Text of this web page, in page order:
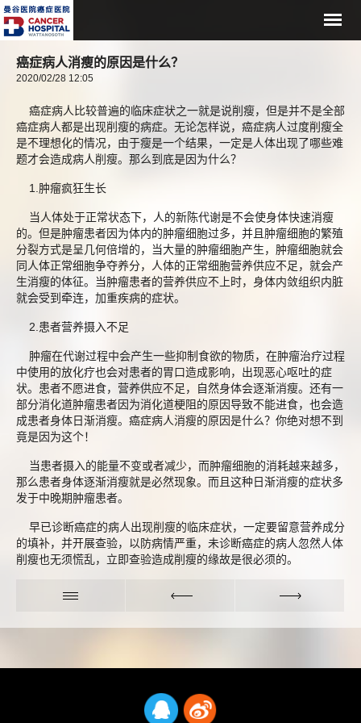
癌症病人消瘦的原因是什么？
2020/02/28 12:05
癌症病人比较普遍的临床症状之一就是说削瘦，但是并不是全部
癌症病人都是出现削瘦的病症。无论怎样说，癌症病人过度削瘦全
是不理想化的情况，由于瘦是一个结果，一定是人体出现了哪些难
题才会造成病人削瘦。那么到底是因为什么？
1.肿瘤疯狂生长
当人体处于正常状态下，人的新陈代谢是不会使身体快速消瘦
的。但是肿瘤患者因为体内的肿瘤细胞过多，并且肿瘤细胞的繁殖
分裂方式是呈几何倍增的，当大量的肿瘤细胞产生，肿瘤细胞就会
同人体正常细胞争夺养分，人体的正常细胞营养供应不足，就会产
生消瘦的体征。当肿瘤患者的营养供应不上时，身体内敛组织内脏
就会受到牵连，加重疾病的症状。
2.患者营养摄入不足
肿瘤在代谢过程中会产生一些抑制食欲的物质，在肿瘤治疗过程
中使用的放化疗也会对患者的胃口造成影响，出现恶心呕吐的症
状。患者不愿进食，营养供应不足，自然身体会逐渐消瘦。还有一
部分消化道肿瘤患者因为消化道梗阻的原因导致不能进食，也会造
成患者身体日渐消瘦。癌症病人消瘦的原因是什么？你绝对想不到
竟是因为这个！
当患者摄入的能量不变或者减少，而肿瘤细胞的消耗越来越多，
那么患者身体逐渐消瘦就是必然现象。而且这种日渐消瘦的症状多
发于中晚期肿瘤患者。
早已诊断癌症的病人出现削瘦的临床症状，一定要留意营养成分
的填补，并开展查验，以防病情严重，未诊断癌症的病人忽然人体
削瘦也无须慌乱，立即查验造成削瘦的缘故是很必须的。